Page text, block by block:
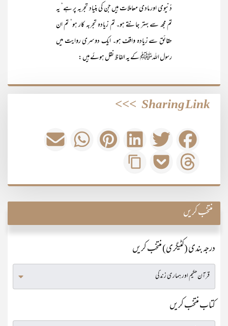
دُنیوی اور مادی معاملات ہیں جن کی بنیاد تجربہ پر ہے‘ یہ
تم مجھ سے بہتر جانتے ہو۔ تم زیادہ تجربہ کار ہو‘ تم ان
حقائق سے زیادہ واقف ہو۔ ایک دوسری روایت میں
رسول اللہﷺ کے یہ الفاظ نقل ہوئے ہیں :
Sharing Link
>>>
منتخب کریں
درجہ بندی (کٹیگری) منتخب کریں
کتاب منتخب کریں